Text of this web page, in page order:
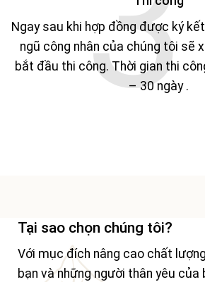
Ngay sau khi hợp đồng được ký
ngũ công nhân của chúng tôi sẽ
bắt đầu thi công. Thời gian thi
– 30 ngày .
Tại sao chọn chúng tôi?
Với mục đích nâng cao chất
bạn và những người thân yêu